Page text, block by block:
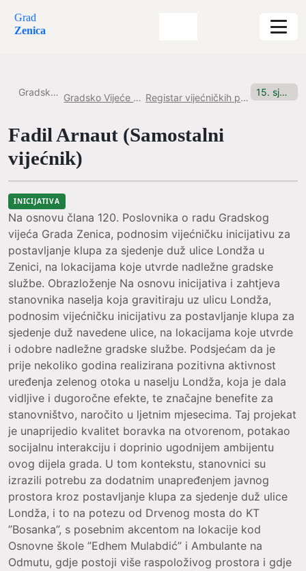
Grad
Zenica
Gradska uprava Gradsko Vijeće Grada Zenice Registar vijećničkih pitanja i inicijativa 15. sjednica, 29.12.2025. Inicijativa br. 2
Fadil Arnaut (Samostalni
vijećnik)
INICIJATIVA
Na osnovu člana 120. Poslovnika o radu Gradskog
vijeća Grada Zenica, podnosim vijećničku inicijativu za
postavljanje klupa za sjedenje duž ulice Londža u
Zenici, na lokacijama koje utvrde nadležne gradske
službe. Obrazloženje Na osnovu inicijativa i zahtjeva
stanovnika naselja koja gravitiraju uz ulicu Londža,
podnosim vijećničku inicijativu za postavljanje klupa za
sjedenje duž navedene ulice, na lokacijama koje utvrde
i odobre nadležne gradske službe. Podsjećam da je
prije nekoliko godina realizirana pozitivna aktivnost
uređenja zelenog otoka u naselju Londža, koja je dala
vidljive i dugoročne efekte, te značajne benefite za
stanovništvo, naročito u ljetnim mjesecima. Taj projekat
je unaprijedio kvalitet boravka na otvorenom, potakao
socijalnu interakciju i doprinio ugodnijem ambijentu
ovog dijela grada. U tom kontekstu, stanovnici su
izrazili potrebu za dodatnim unapređenjem javnog
prostora kroz postavljanje klupa za sjedenje duž ulice
Londža, i to na potezu od Drvenog mosta do KT
”Bosanka”, s posebnim akcentom na lokacije kod
Osnovne škole ”Edhem Mulabdić” i Ambulante na
Odmutu, gdje postoji više raspoloživog prostora i gdje